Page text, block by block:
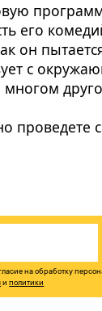
его
он
с
проведете
на обработку
иполитики